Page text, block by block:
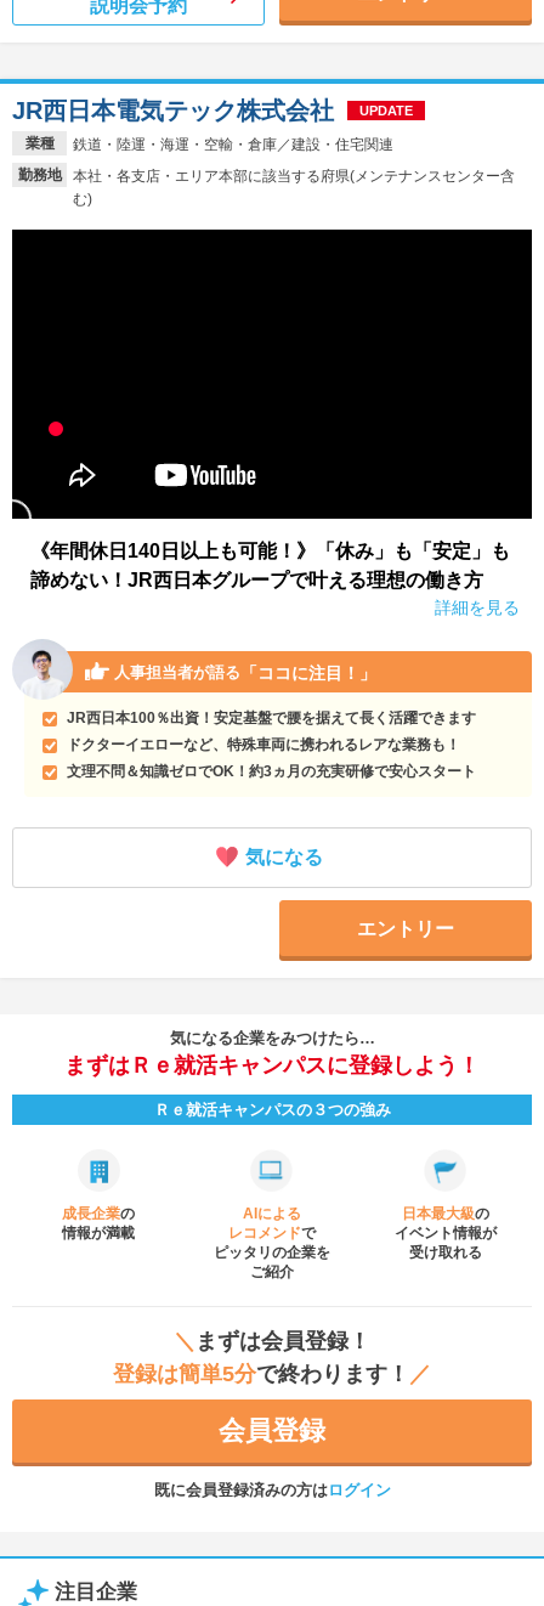
説明会予約
業種
鉄道・陸運・海運・空輸・倉庫／建設・住宅関連
勤務地
本社・各支店・エリア本部に該当する府県(メンテナンスセンター含
む)
JR西日本電気テック株式会社 UPDATE
《年間休日140日以上も可能！》「休み」も「安定」も
諦めない！JR西日本グループで叶える理想の働き方
詳細を見る
人事担当者が語る 「ココに注目！」
JR西日本100％出資！安定基盤で腰を据えて長く活躍できます
ドクターイエローなど、特殊車両に携われるレアな業務も！
文理不問＆知識ゼロでOK！約3ヵ月の充実研修で安心スタート
気になる
エントリー
気になる企業をみつけたら…
まずはＲｅ就活キャンパスに登録しよう！
Ｒｅ就活キャンパスの３つの強み
成長企業の
情報が満載
AIによる
レコメンドで
ピッタリの企業を
ご紹介
日本最大級の
イベント情報が
受け取れる
＼ まずは会員登録！
登録は簡単5分で終わります！ ／
会員登録
既に会員登録済みの方はログイン
注目企業